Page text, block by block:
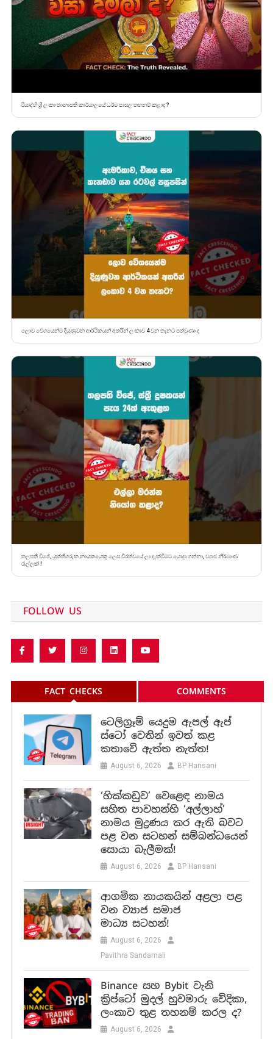
රියාද්හි ශ්‍රී ලංකා තානාපති කාර්යාලයේ ධර්ම පාසල තහනම් කළාද ?
ලොව වේගයෙන්ම දියුණුවන ආර්ථිකයන් අතරින් ලංකාව 4 වන තැනට පත්වුණා ද
තලපති විජේ, යුක්තිගරුක නායකයෙකු ලෙස වීරත්වයේ ලා දැක්වීමට යොදා ගන්නා, ව්‍යාජ නිර්මාණ
රැල්ලක් !
FOLLOW US
FACT CHECKS COMMENTS
ටෙලිග්‍රෑම් යෙදුම ඇපල් ඇප්
ස්ටෝ වෙතින් ඉවත් කළ
කතාවේ ඇත්ත නැත්ත!
August 6, 2026 BP Hansani
‘හික්කඩුව’ වෙළෙඳ නාමය
සහිත පාවහන්හි ‘අල්ලාහ්’
නාමය මුද්‍රණය කර ඇති බවට
පළ වන සටහන් සම්බන්ධයෙන්
සොයා බැලීමක්!
August 6, 2026 BP Hansani
ආගමික නායකයින් අළලා පළ
වන ව්‍යාජ සමාජ
මාධ්‍ය සටහන්!
August 6, 2026
Pavithra Sandamali
Binance සහ Bybit වැනි
ක්‍රිප්ටෝ මුදල් හුවමාරු වේදිකා,
ලංකාව තුළ තහනම් කරල ද?
August 6, 2026